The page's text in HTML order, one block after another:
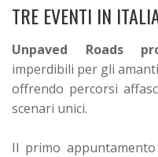
TRE EVENTI IN
Unpaved Roads
imperdibili per gli
offrendo percorsi
scenari unici.
Il primo